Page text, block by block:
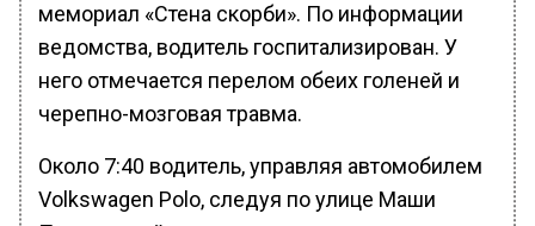
мемориал «Стена скорби». По информации
ведомства, водитель госпитализирован. У
него отмечается перелом обеих голеней и
черепно-мозговая травма.
Около 7:40 водитель, управляя автомобилем
Volkswagen Polo, следуя по улице Маши